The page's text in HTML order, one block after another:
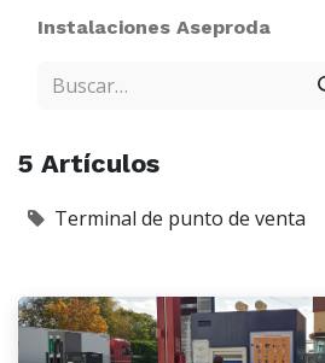
Instalaciones Aseproda
5 Artículos
Terminal de punto de venta